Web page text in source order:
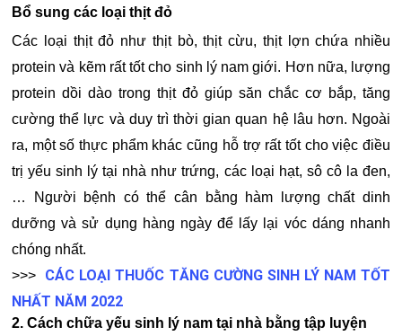
Bổ sung các loại thịt đỏ
Các loại thịt đỏ như thịt bò, thịt cừu, thịt lợn chứa nhiều
protein và kẽm rất tốt cho sinh lý nam giới. Hơn nữa, lượng
protein dồi dào trong thịt đỏ giúp săn chắc cơ bắp, tăng
cường thể lực và duy trì thời gian quan hệ lâu hơn. Ngoài
ra, một số thực phẩm khác cũng hỗ trợ rất tốt cho việc điều
trị yếu sinh lý tại nhà như trứng, các loại hạt, sô cô la đen,
… Người bệnh có thể cân bằng hàm lượng chất dinh
dưỡng và sử dụng hàng ngày để lấy lại vóc dáng nhanh
chóng nhất.
>>> CÁC LOẠI THUỐC TĂNG CƯỜNG SINH LÝ NAM TỐT
NHẤT NĂM 2022
2. Cách chữa yếu sinh lý nam tại nhà bằng tập luyện